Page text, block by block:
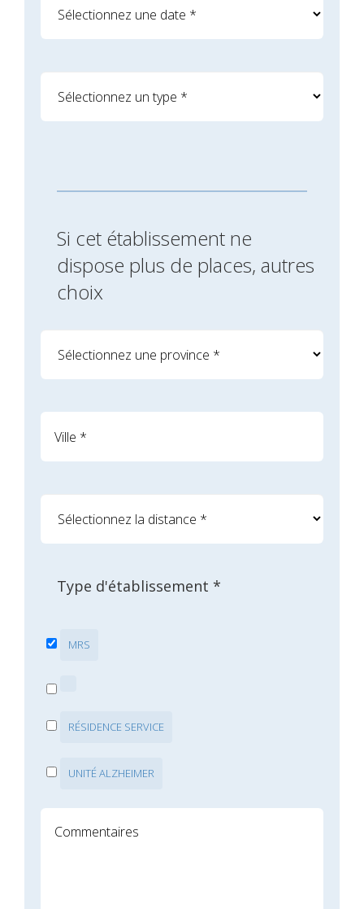
Si cet établissement ne
dispose plus de places, autres
choix
Type d'établissement *
MRS
RÉSIDENCE SERVICE
UNITÉ ALZHEIMER